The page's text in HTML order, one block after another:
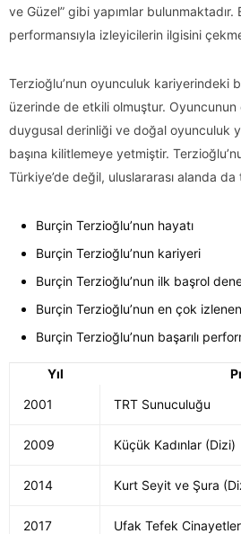
ve Güzel” gibi yapımlar bulunmaktadır.
performansıyla izleyicilerin ilgisini
Terzioğlu’nun oyunculuk kariyerindeki
üzerinde de etkili olmuştur. Oyuncunun
duygusal derinliği ve doğal oyunculuk
başına kilitlemeye yetmiştir.
Türkiye’de değil, uluslararası alanda da
Burçin Terzioğlu’nun hayatı
Burçin Terzioğlu’nun kariyeri
Burçin Terzioğlu’nun ilk başrol
Burçin Terzioğlu’nun en çok
Burçin Terzioğlu’nun başarılı
Yıl
2001
TRT Sunuculuğu
2009 Küçük Kadınlar (Dizi)
2014 Kurt Seyit ve Şura
2017 Ufak Tefek